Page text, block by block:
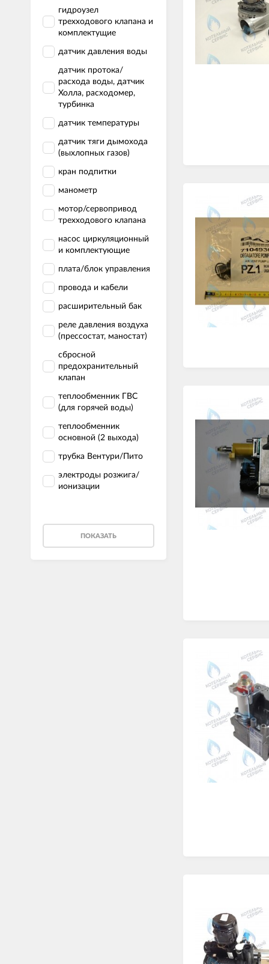
гидроузел
трехходового клапана и
комплектущие
датчик давления воды
датчик протока/
расхода воды, датчик
Холла, расходомер,
турбинка
датчик температуры
датчик тяги дымохода
(выхлопных газов)
кран подпитки
манометр
мотор/сервопривод
трехходового клапана
насос циркуляционный
и комплектующие
плата/блок управления
провода и кабели
расширительный бак
реле давления воздуха
(прессостат, маностат)
сбросной
предохранительный
клапан
теплообменник ГВС
(для горячей воды)
теплообменник
основной (2 выхода)
трубка Вентури/Пито
электроды розжига/
ионизации
ПОКАЗАТЬ